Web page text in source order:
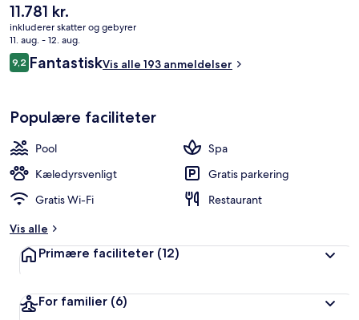
luksusfaciliteter tæller 3 strandbarer, en gratis børneklub og et
fitnesscenter.
Den
nuværende
pris
er
11.781 kr.
11.781 kr.
inkluderer skatter og gebyrer
11. aug. - 12. aug.
Anmeldelser
9,29,2 ud af 10.
FantastiskVis alle 193 anmeldelser
Populære faciliteter
Pool
Spa
Kæledyrsvenligt
Gratis parkering
Gratis Wi-Fi
Restaurant
Vis alle
Primære faciliteter (12)
For familier (6)